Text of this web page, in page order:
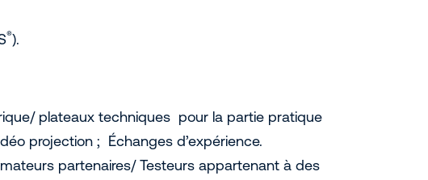
®).
plateaux techniques pour la partie pratique
projection ; Échanges d’expérience.
partenaires/ Testeurs appartenant à des